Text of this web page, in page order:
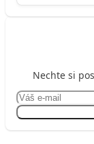
Nechte si